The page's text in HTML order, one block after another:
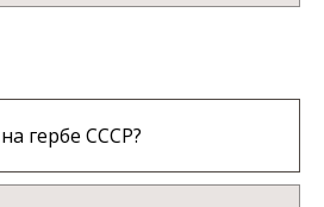
гербе СССР?